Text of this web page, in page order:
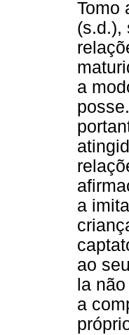
Tomo
(s.d.),
a
a
ao
la
a